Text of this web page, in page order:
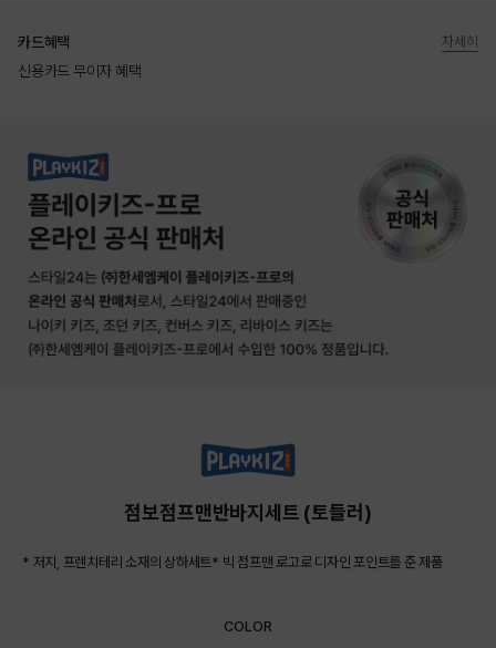
카드혜택
신용카드 무이자 혜택
자세히
점보점프맨반바지세트 (토들러)
* 저지, 프렌치테리 소재의 상하세트* 빅 점프맨 로고로 디자인 포인트를 준 제품
COLOR